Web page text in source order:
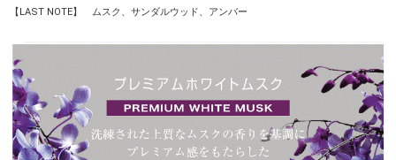
【LAST NOTE】 ムスク、サンダルウッド、アンバー